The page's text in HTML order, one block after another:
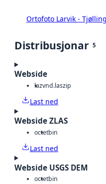
Ortofoto Larvik -
Distribusjonar 5
Webside
lazvnd.laszip
Last ned
Webside ZLAS
octetbin
Last ned
Webside USGS DEM
octetbin